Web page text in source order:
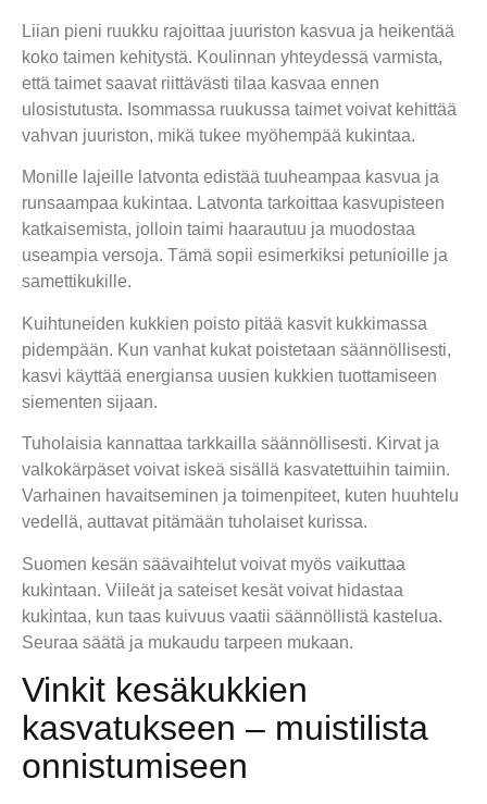
Liian pieni ruukku rajoittaa juuriston kasvua ja heikentää
koko taimen kehitystä. Koulinnan yhteydessä varmista,
että taimet saavat riittävästi tilaa kasvaa ennen
ulosistutusta. Isommassa ruukussa taimet voivat kehittää
vahvan juuriston, mikä tukee myöhempää kukintaa.
Monille lajeille latvonta edistää tuuheampaa kasvua ja
runsaampaa kukintaa. Latvonta tarkoittaa kasvupisteen
katkaisemista, jolloin taimi haarautuu ja muodostaa
useampia versoja. Tämä sopii esimerkiksi petunioille ja
samettikukille.
Kuihtuneiden kukkien poisto pitää kasvit kukkimassa
pidempään. Kun vanhat kukat poistetaan säännöllisesti,
kasvi käyttää energiansa uusien kukkien tuottamiseen
siementen sijaan.
Tuholaisia kannattaa tarkkailla säännöllisesti. Kirvat ja
valkokärpäset voivat iskeä sisällä kasvatettuihin taimiin.
Varhainen havaitseminen ja toimenpiteet, kuten huuhtelu
vedellä, auttavat pitämään tuholaiset kurissa.
Suomen kesän säävaihtelut voivat myös vaikuttaa
kukintaan. Viileät ja sateiset kesät voivat hidastaa
kukintaa, kun taas kuivuus vaatii säännöllistä kastelua.
Seuraa säätä ja mukaudu tarpeen mukaan.
Vinkit kesäkukkien
kasvatukseen – muistilista
onnistumiseen